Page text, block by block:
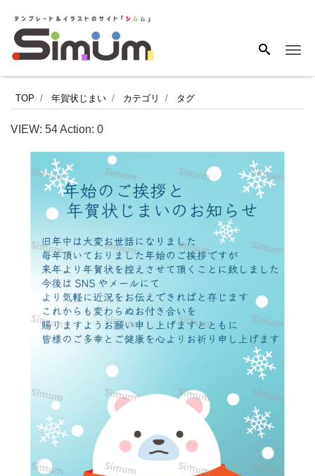
年
賀
「年
TOP 年賀状じまい カテゴリ タグ
VIEW: 54Action: 0